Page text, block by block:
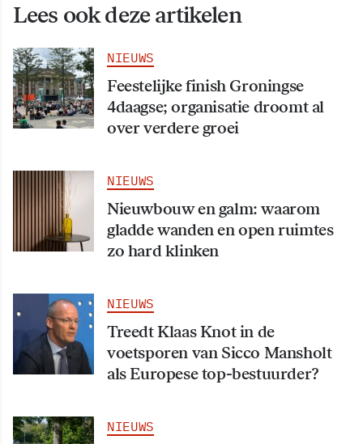
Lees ook deze artikelen
NIEUWS
Feestelijke finish Groningse
4daagse; organisatie droomt al
over verdere groei
NIEUWS
Nieuwbouw en galm: waarom
gladde wanden en open ruimtes
zo hard klinken
NIEUWS
Treedt Klaas Knot in de
voetsporen van Sicco Mansholt
als Europese top-bestuurder?
NIEUWS